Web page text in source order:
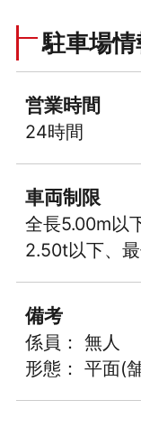
駐車場情
営業時間
24時間
車両制限
全長5.00m以
2.50t以下、
備考
係員： 無人
形態： 平面(